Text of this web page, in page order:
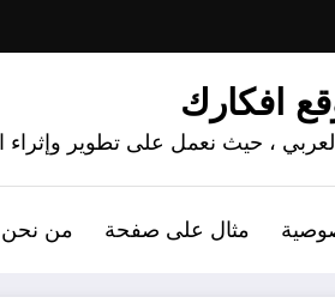
افكارك
، حيث نعمل على تطوير
مثال على صفحة من